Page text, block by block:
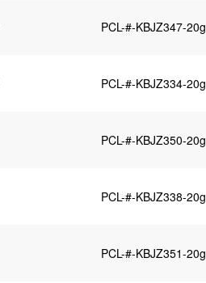
PCL-#-KBJZ347-20g
PCL-#-KBJZ334-20g
PCL-#-KBJZ350-20g
PCL-#-KBJZ338-20g
PCL-#-KBJZ351-20g